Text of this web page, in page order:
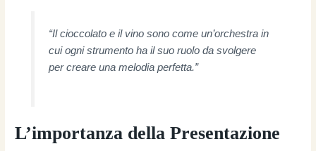
“Il cioccolato e il vino sono come un’orchestra in
cui ogni strumento ha il suo ruolo da svolgere
per creare una melodia perfetta.”
L’importanza della Presentazione